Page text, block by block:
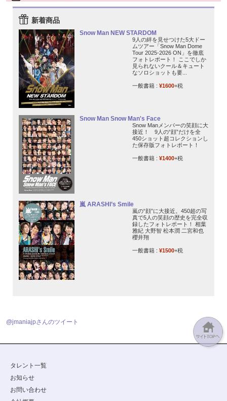
新着商品
Snow Man NEW STARDOM
9人の絆を見せつけた5大ドー
ムツアー「Snow Man Dome
Tour 2025-2026 ON」を徹底
フォトレポート！ ここでしか
見られないクール＆キュート
なソロショットも要...
一般書籍 : ¥1600+税
Snow Man Snow Man's Face
Snow Manメンバーの笑顔に大
接近！ 9人の“顔”だけを全
450ショット超コレクションし
た保存版フォトレポート！
一般書籍 : ¥1400+税
嵐 ARASHI’s Smile
嵐の“顔”に大接近。450超の写
真で5人の笑顔の歴史を完全収
録したフォトレポート！ 相葉
雅紀 大野智 松本潤 二宮和也
櫻井翔
一般書籍 : ¥1500+税
@jmaniajpさんのツイート
タレント一覧
お知らせ
お問い合わせ